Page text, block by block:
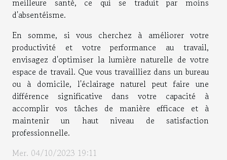
meilleure santé, ce qui se traduit par moins
d'absentéisme.
En somme, si vous cherchez à améliorer votre
productivité et votre performance au travail,
envisagez d'optimiser la lumière naturelle de votre
espace de travail. Que vous travailliez dans un bureau
ou à domicile, l'éclairage naturel peut faire une
différence significative dans votre capacité à
accomplir vos tâches de manière efficace et à
maintenir un haut niveau de satisfaction
professionnelle.
Mer. 04/10/2023 19:11